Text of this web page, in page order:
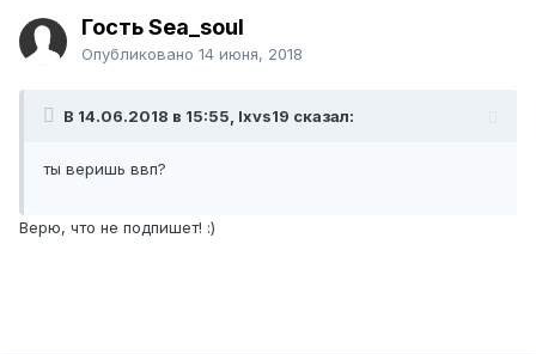
Гость Sea_soul
Опубликовано 14 июня, 2018
В 14.06.2018 в 15:55, lxvs19 сказал:
ты веришь ввп?
Верю, что не подпишет! :)